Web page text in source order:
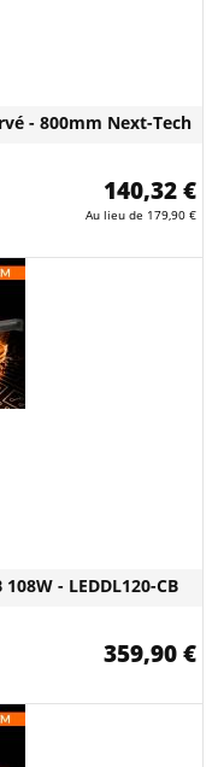
- 800mm Next-Tech
140,32 €
Au lieu de 179,90 €
- LEDDL120-CB
359,90 €